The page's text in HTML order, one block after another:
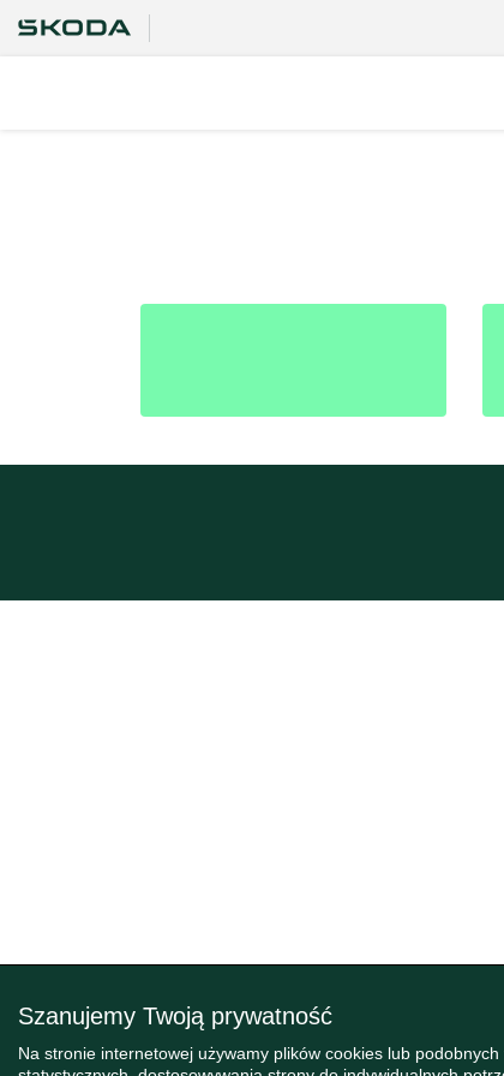
Szanujemy Twoją prywatność
Na stronie internetowej używamy plików cookies lub